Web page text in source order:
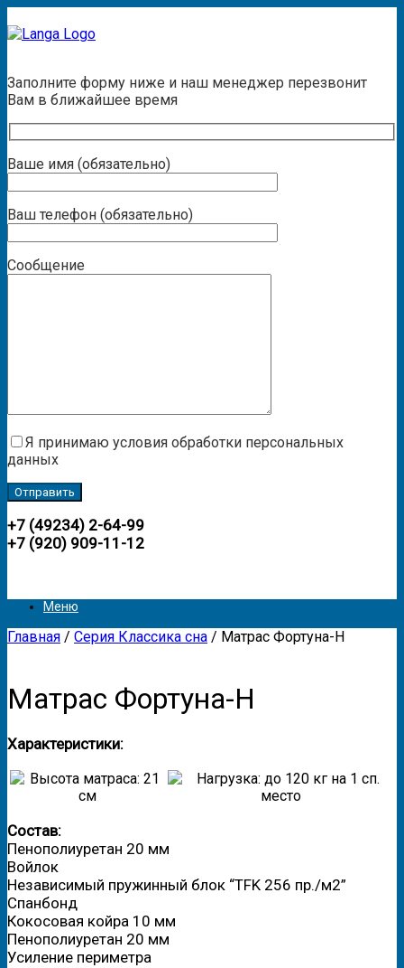
Заполните форму ниже и наш менеджер перезвонит
Вам в ближайшее время
Ваше имя (обязательно)
Ваш телефон (обязательно)
Сообщение
Я принимаю условия обработки персональных
данных
+7 (49234) 2-64-99
+7 (920) 909-11-12
Меню
Главная / Серия Классика сна / Матрас Фортуна-Н
Матрас Фортуна-Н
Характеристики:
Состав:
Пенополиуретан 20 мм
Войлок
Независимый пружинный блок “TFK 256 пр./м2”
Спанбонд
Кокосовая койра 10 мм
Пенополиуретан 20 мм
Усиление периметра